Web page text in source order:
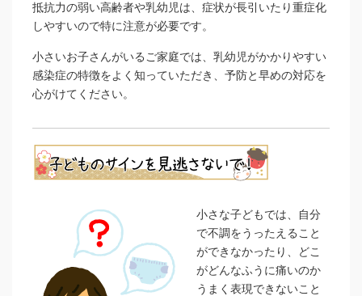
抵抗力の弱い高齢者や乳幼児は、症状が長引いたり重症化
しやすいので特に注意が必要です。
小さいお子さんがいるご家庭では、乳幼児がかかりやすい
感染症の特徴をよく知っていただき、予防と早めの対応を
心がけてください。
小さな子どもでは、自分
で不調をうったえること
ができなかったり、どこ
がどんなふうに痛いのか
うまく表現できないこと